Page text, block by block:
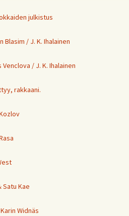
julkistus
Bla­sim / J. K. Ihalainen
/ J. K. Ihalainen
rakkaani.
Satu Kae
Widnäs